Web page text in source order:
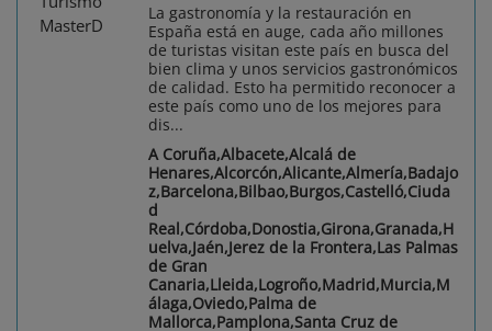
La gastronomía y la restauración en
España está en auge, cada año millones
de turistas visitan este país en busca del
bien clima y unos servicios gastronómicos
de calidad. Esto ha permitido reconocer a
este país como uno de los mejores para
dis...
A Coruña,Albacete,Alcalá de
Henares,Alcorcón,Alicante,Almería,Badajo
z,Barcelona,Bilbao,Burgos,Castelló,Ciuda
d
Real,Córdoba,Donostia,Girona,Granada,H
uelva,Jaén,Jerez de la Frontera,Las Palmas
de Gran
Canaria,Lleida,Logroño,Madrid,Murcia,M
álaga,Oviedo,Palma de
Mallorca,Pamplona,Santa Cruz de